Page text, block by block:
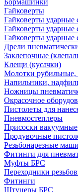
Бормашинки
Гайковерты
Гайковерты ударные
Гайковерты ударные
Гайковерты ударные
Дрели
Заклепочные
Клещи (кусачки)
Молотки рубильные,
Напильники,
Ножницы
Окрасочное
Пистолеты для
Пневмостеплеры
Присоски вакуумные
Продувочные
Резьбонарезные
Фитинги для
Муфты БРС
Переходники
Фитинги
Штуцеры БРС